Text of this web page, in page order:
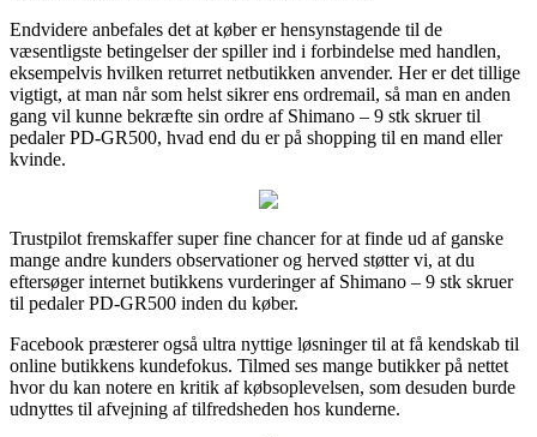
Endvidere anbefales det at køber er hensynstagende til de
væsentligste betingelser der spiller ind i forbindelse med handlen,
eksempelvis hvilken returret netbutikken anvender. Her er det tillige
vigtigt, at man når som helst sikrer ens ordremail, så man en anden
gang vil kunne bekræfte sin ordre af Shimano – 9 stk skruer til
pedaler PD-GR500, hvad end du er på shopping til en mand eller
kvinde.
Trustpilot fremskaffer super fine chancer for at finde ud af ganske
mange andre kunders observationer og herved støtter vi, at du
eftersøger internet butikkens vurderinger af Shimano – 9 stk skruer
til pedaler PD-GR500 inden du køber.
Facebook præsterer også ultra nyttige løsninger til at få kendskab til
online butikkens kundefokus. Tilmed ses mange butikker på nettet
hvor du kan notere en kritik af købsoplevelsen, som desuden burde
udnyttes til afvejning af tilfredsheden hos kunderne.